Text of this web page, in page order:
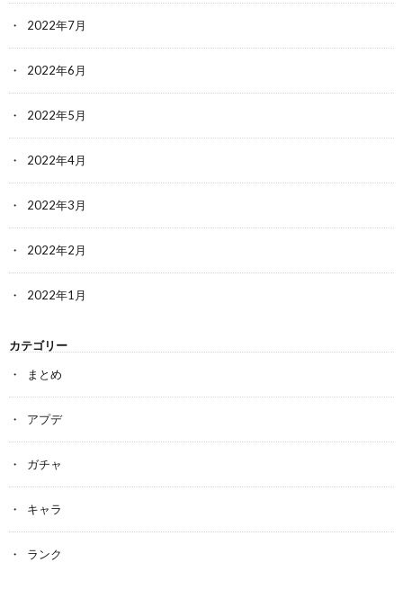
2022年7月
2022年6月
2022年5月
2022年4月
2022年3月
2022年2月
2022年1月
カテゴリー
まとめ
アプデ
ガチャ
キャラ
ランク